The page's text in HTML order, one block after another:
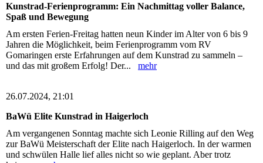
Kunstrad-Ferienprogramm: Ein Nachmittag voller Balance,
Spaß und Bewegung
Am ersten Ferien-Freitag hatten neun Kinder im Alter von 6 bis 9
Jahren die Möglichkeit, beim Ferienprogramm vom RV
Gomaringen erste Erfahrungen auf dem Kunstrad zu sammeln –
und das mit großem Erfolg! Der... mehr
26.07.2024, 21:01
BaWü Elite Kunstrad in Haigerloch
Am vergangenen Sonntag machte sich Leonie Rilling auf den Weg
zur BaWü Meisterschaft der Elite nach Haigerloch. In der warmen
und schwülen Halle lief alles nicht so wie geplant. Aber trotz